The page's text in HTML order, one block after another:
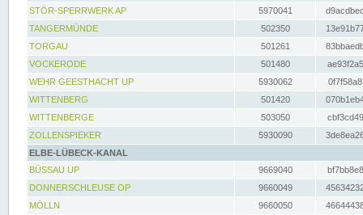
STÖR-SPERRWERK AP 5970041
TANGERMÜNDE
502350
TORGAU
501261
VOCKERODE
501480
WEHR GEESTHACHT UP
5930062
WITTENBERG
501420
WITTENBERGE
503050
ZOLLENSPIEKER
5930090
ELBE-LÜBECK-KANAL
BÜSSAU UP
9669040
DONNERSCHLEUSE OP
9660049
MÖLLN
9660050